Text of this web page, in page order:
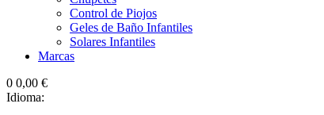
Control de Piojos
Geles de Baño Infantiles
Solares Infantiles
Marcas
0 0,00 €
Idioma: